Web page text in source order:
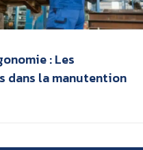
: Les
dans la manutention